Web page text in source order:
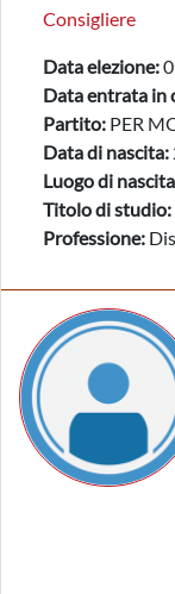
Consigliere
Data elezione:
Data entrata in
Partito: PER
Data di nascita:
Luogo di
Titolo di studio:
Professione: